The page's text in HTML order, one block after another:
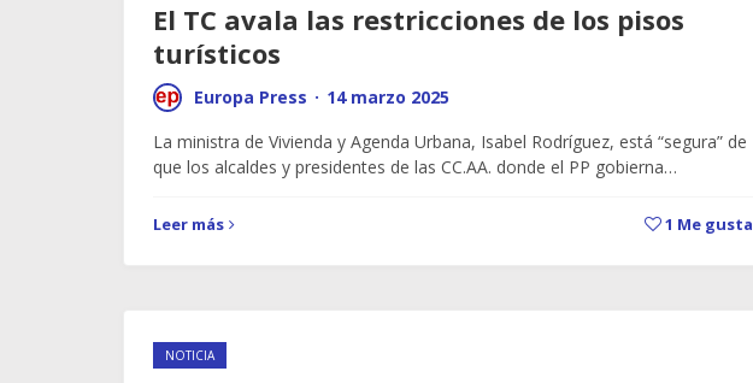
El TC avala las restricciones de los pisos
turísticos
Europa Press · 14 marzo 2025
La ministra de Vivienda y Agenda Urbana, Isabel Rodríguez, está “segura” de
que los alcaldes y presidentes de las CC.AA. donde el PP gobierna…
Leer más 1 Me gusta
NOTICIA